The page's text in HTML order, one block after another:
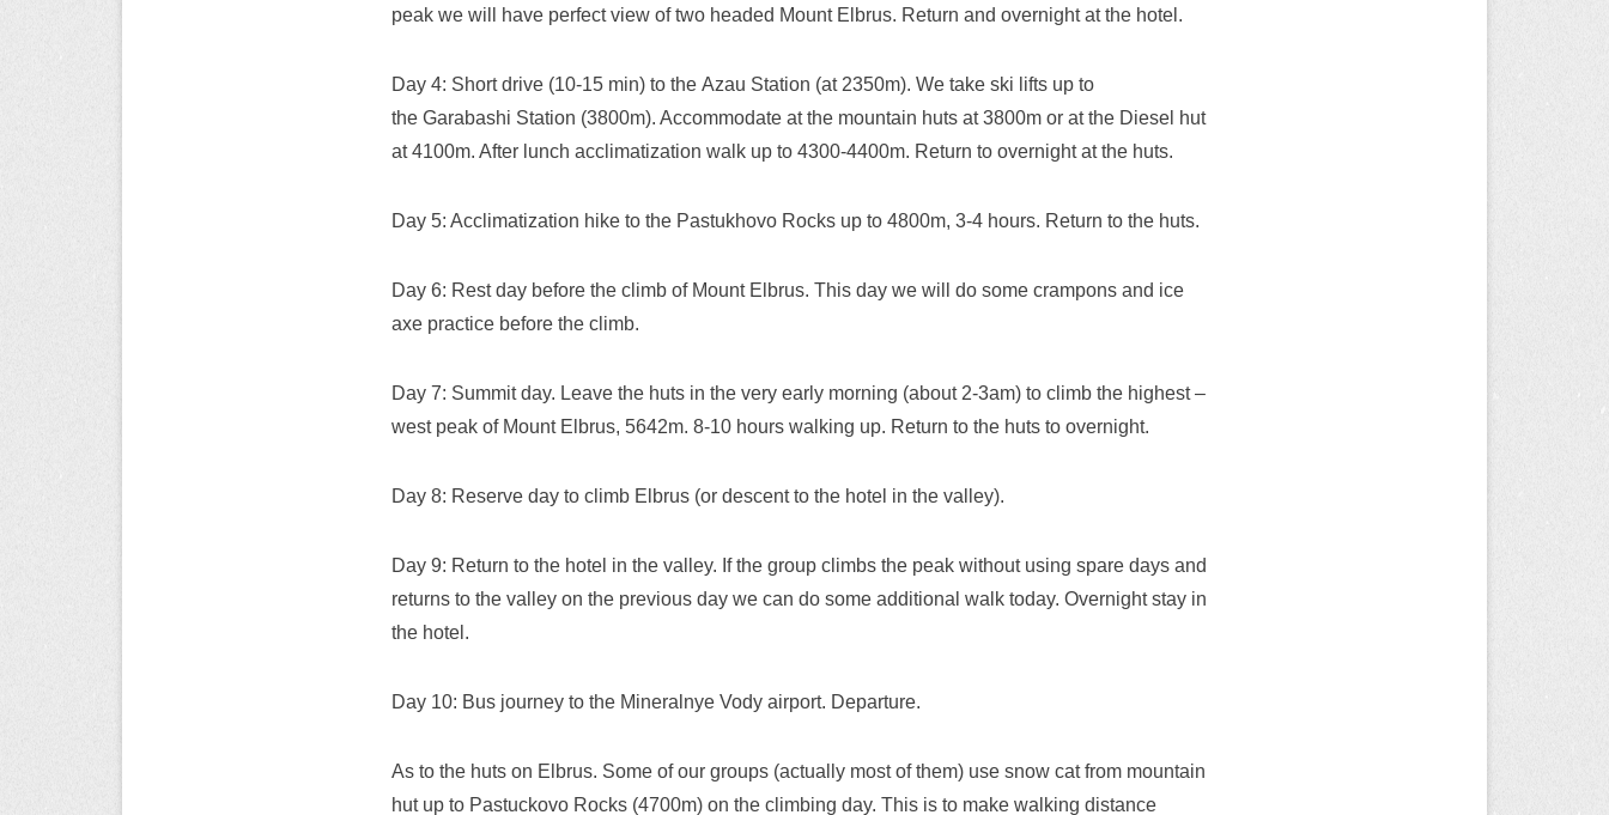
peak we will have perfect view of two headed Mount Elbrus. Return and overnight at the hotel.
Day 4: Short drive (10-15 min) to the Azau Station (at 2350m). We take ski lifts up to
the Garabashi Station (3800m). Accommodate at the mountain huts at 3800m or at the Diesel hut
at 4100m. After lunch acclimatization walk up to 4300-4400m. Return to overnight at the huts.
Day 5: Acclimatization hike to the Pastukhovo Rocks up to 4800m, 3-4 hours. Return to the huts.
Day 6: Rest day before the climb of Mount Elbrus. This day we will do some crampons and ice
axe practice before the climb.
Day 7: Summit day. Leave the huts in the very early morning (about 2-3am) to climb the highest –
west peak of Mount Elbrus, 5642m. 8-10 hours walking up. Return to the huts to overnight.
Day 8: Reserve day to climb Elbrus (or descent to the hotel in the valley).
Day 9: Return to the hotel in the valley. If the group climbs the peak without using spare days and
returns to the valley on the previous day we can do some additional walk today. Overnight stay in
the hotel.
Day 10: Bus journey to the Mineralnye Vody airport. Departure.
As to the huts on Elbrus. Some of our groups (actually most of them) use snow cat from mountain
hut up to Pastuckovo Rocks (4700m) on the climbing day. This is to make walking distance